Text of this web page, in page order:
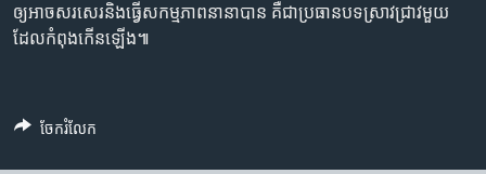
រកឲ្យ​អាច​សរសេរ​និង​ធ្វើ​សកម្មភាព​នានា​បាន គឺជា​ប្រធានបទ​ស្រាវជ្រាវ​មួយ​
ដែល​កំពុង​កើនឡើង៕
ចែករំលែក